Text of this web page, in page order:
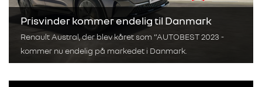
Prisvinder kommer endelig til Danmark
Renault Austral, der blev kåret som ”AUTOBEST 2023 -
kommer nu endelig på markedet i Danmark.